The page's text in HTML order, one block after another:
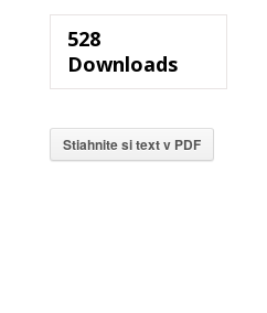
528
Downloads
Stiahnite si text v PDF